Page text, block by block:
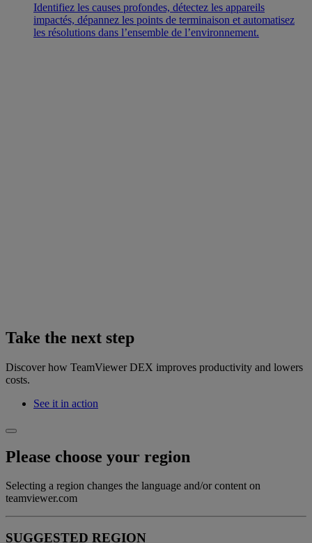
Identifiez les causes profondes, détectez les appareils
impactés, dépannez les points de terminaison et automatisez
les résolutions dans l’ensemble de l’environnement.
Take the next step
Discover how TeamViewer DEX improves productivity and lowers
costs.
See it in action
Please choose your region
Selecting a region changes the language and/or content on
teamviewer.com
SUGGESTED REGION